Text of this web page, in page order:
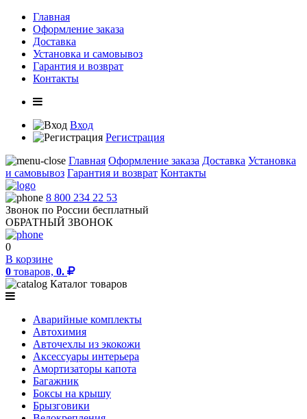
Главная
Оформление заказа
Доставка
Установка и самовывоз
Гарантия и возврат
Контакты
Вход
Регистрация
Главная Оформление заказа Доставка Установка
и самовывоз Гарантия и возврат Контакты
8 800 234 22 53
Звонок по России бесплатный
ОБРАТНЫЙ ЗВОНОК
0
В корзине
0 товаров, 0.
Каталог товаров
Аварийные комплекты
Автохимия
Авточехлы из экокожи
Аксессуары интерьера
Амортизаторы капота
Багажник
Боксы на крышу
Брызговики